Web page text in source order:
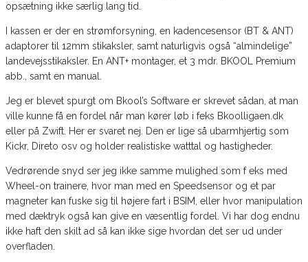
opsætning ikke særlig lang tid.
I kassen er der en strømforsyning, en kadencesensor (BT & ANT)
adaptorer til 12mm stikaksler, samt naturligvis også “almindelige”
landevejsstikaksler. En ANT+ montager, et 3 mdr. BKOOL Premium
abb., samt en manual.
Jeg er blevet spurgt om Bkool’s Software er skrevet sådan, at man
ville kunne få en fordel når man kører løb i feks Bkoolligaen.dk
eller på Zwift. Her er svaret nej. Den er lige så ubarmhjertig som
Kickr, Direto osv og holder realistiske watttal og hastigheder.
Vedrørende snyd ser jeg ikke samme mulighed som f eks med
Wheel-on trainere, hvor man med en Speedsensor og et par
magneter kan fuske sig til højere fart i BSIM, eller hvor manipulation
med dæktryk også kan give en væsentlig fordel. Vi har dog endnu
ikke haft den skilt ad så kan ikke sige hvordan det ser ud under
overfladen.